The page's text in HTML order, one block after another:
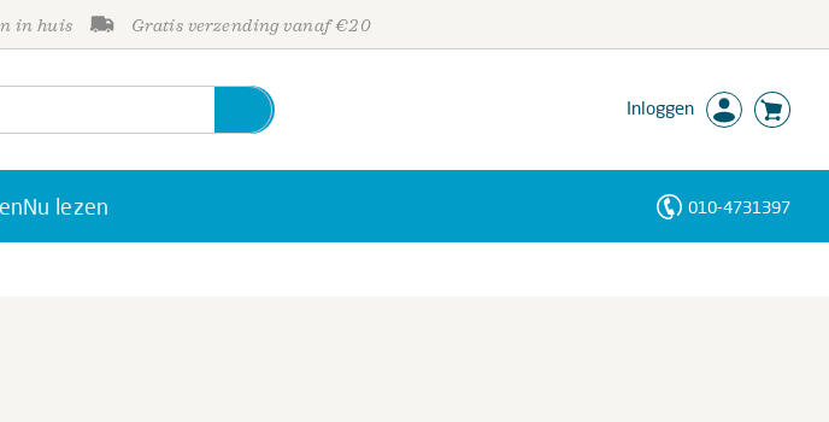
in huis Gratis verzending vanaf €20
Inloggen
Nu lezen 010-4731397
Personen